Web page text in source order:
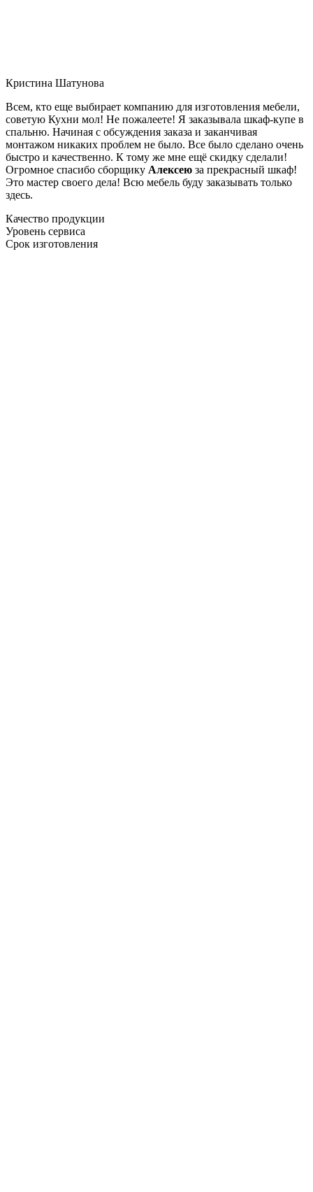
Кристина Шатунова
Всем, кто еще выбирает компанию для изготовления мебели,
советую Кухни мол! Не пожалеете! Я заказывала шкаф-купе в
спальню. Начиная с обсуждения заказа и заканчивая
монтажом никаких проблем не было. Все было сделано очень
быстро и качественно. К тому же мне ещё скидку сделали!
Огромное спасибо сборщику Алексею за прекрасный шкаф!
Это мастер своего дела! Всю мебель буду заказывать только
здесь.
Качество продукции
Уровень сервиса
Срок изготовления